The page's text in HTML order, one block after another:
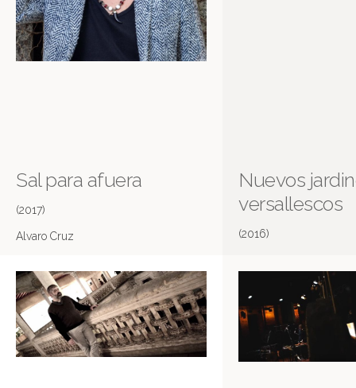
Sal para afuera
(2017)
Alvaro Cruz
Nuevos
versallescos
(2016)